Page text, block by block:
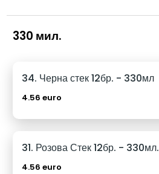
330 мил.
34. Черна стек 12бр. - 330мл
4.56 euro
31. Розова Стек 12бр. - 330мл.
4.56 euro